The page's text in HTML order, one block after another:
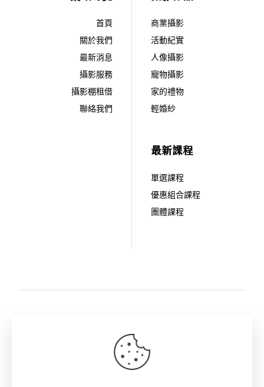
首頁
關於我們
最新消息
攝影服務
攝影棚租借
聯絡我們
商業攝影
活動紀實
人像攝影
寵物攝影
家的禮物
輕婚紗
最新課程
單選課程
優惠組合課程
團體課程